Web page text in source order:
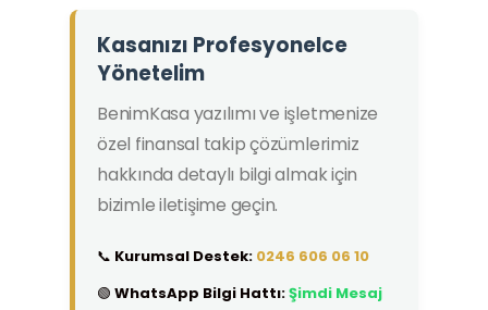
Kasanızı Profesyonelce
Yönetelim
BenimKasa yazılımı ve işletmenize
özel finansal takip çözümlerimiz
hakkında detaylı bilgi almak için
bizimle iletişime geçin.
📞 Kurumsal Destek: 0246 606 06 10
🟢 WhatsApp Bilgi Hattı:Şimdi Mesaj